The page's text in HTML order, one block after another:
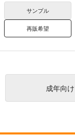
サンプル
再販希望
成年向